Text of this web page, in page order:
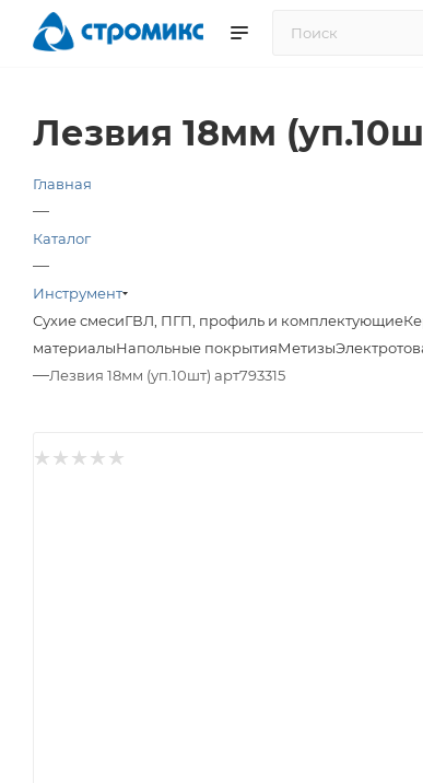
Лезвия 18мм
Главная
—
Каталог
—
Инструмент
Сухие смесиГВЛ, ПГП, профиль и комплектующие
материалыНапольные покрытияМетизы
—Лезвия 18мм (уп.10шт) арт793315